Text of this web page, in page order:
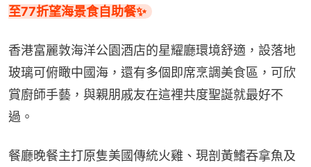
至77折望海景食自助餐✨
香港富麗敦海洋公園酒店的星耀廳環境舒適，設落地
玻璃可俯瞰中國海，還有多個即席烹調美食區，可欣
賞廚師手藝，與親朋戚友在這裡共度聖誕就最好不
過。
餐廳晚餐主打原隻美國傳統火雞、現剖黃鰭吞拿魚及